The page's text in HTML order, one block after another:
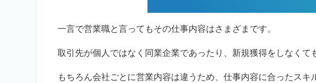
一言で営業職と言ってもその仕事内容はさまざまです。
取引先が個人ではなく同業企業であったり、新規獲得をしなく
もちろん会社ごとに営業内容は違うため、仕事内容に合ったスキ